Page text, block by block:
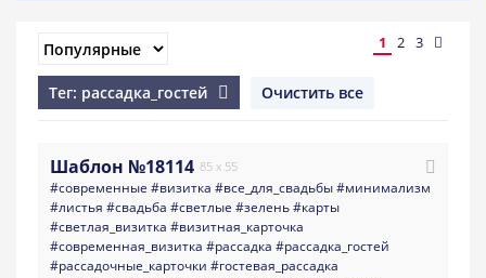
1 2 3
Тег: рассадка_гостей Очистить все
Шаблон №18114 85 x 55
#современные #визитка #все_для_свадьбы#минимализм
#листья #свадьба #светлые #зелень#карты
#светлая_визитка #визитная_карточка
#современная_визитка #рассадка #рассадка_гостей
#рассадочные_карточки #гостевая_рассадка